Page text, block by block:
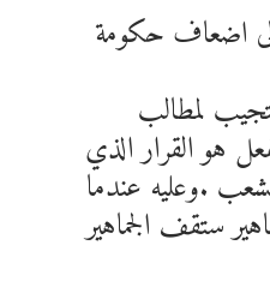
اضعاف حكومة
لمطالب
هو القرار الذي
.وعليه عندما
ستقف الجماهير